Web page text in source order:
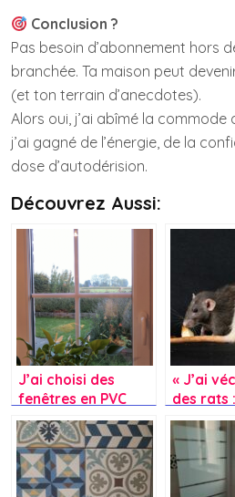
Conclusion ?
Pas besoin d’abonnement hors
branchée. Ta maison peut
(et ton terrain d’anecdotes).
Alors oui, j’ai abîmé la commode
j’ai gagné de l’énergie, de la
dose d’autodérision.
Découvrez Aussi:
J’ai choisi des
fenêtres en PVC
pour ma maison ,et
je vous raconte
tout.
« J’ai
des rats
j’ai fait
dératiseur